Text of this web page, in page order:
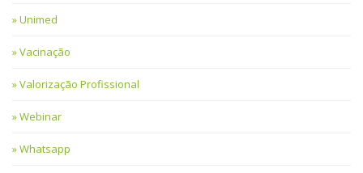
Unimed
Vacinação
Valorização Profissional
Webinar
Whatsapp